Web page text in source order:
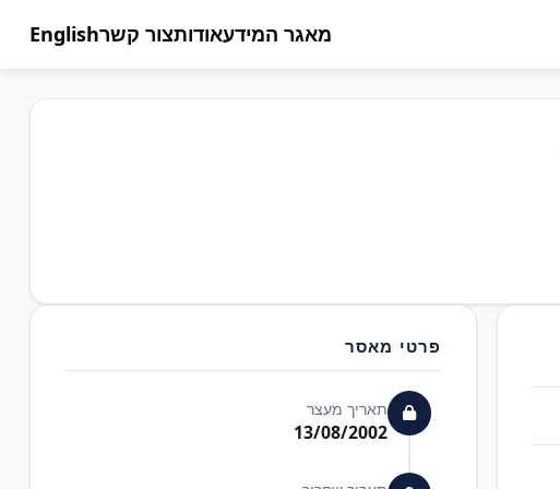
מאגר המידעאודותצור קשרEnglish
פרטי מאסר
תאריך מעצר
13/08/2002